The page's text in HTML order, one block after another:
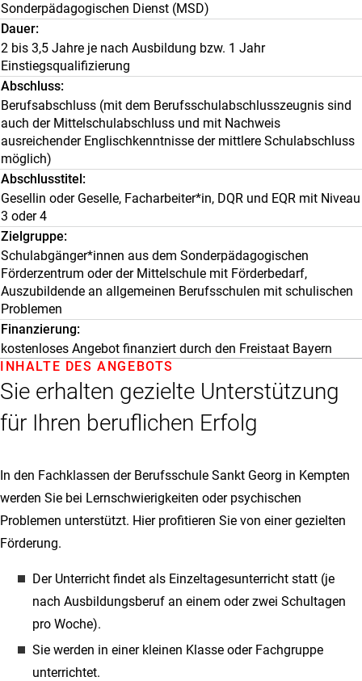
Sonderpädagogischen Dienst (MSD)
Dauer
2 bis 3,5 Jahre je nach Ausbildung bzw. 1 Jahr
Einstiegsqualifizierung
Abschluss
Berufsabschluss (mit dem Berufsschulabschlusszeugnis sind
auch der Mittelschulabschluss und mit Nachweis
ausreichender Englischkenntnisse der mittlere Schulabschluss
möglich)
Abschlusstitel
Gesellin oder Geselle, Facharbeiter*in, DQR und EQR mit Niveau
3 oder 4
Zielgruppe
Schulabgänger*innen aus dem Sonderpädagogischen
Förderzentrum oder der Mittelschule mit Förderbedarf,
Auszubildende an allgemeinen Berufsschulen mit schulischen
Problemen
Finanzierung
kostenloses Angebot finanziert durch den Freistaat Bayern
Sie erhalten gezielte Unterstützung
für Ihren beruflichen Erfolg
INHALTE DES ANGEBOTS
In den Fachklassen der Berufsschule Sankt Georg in Kempten
werden Sie bei Lernschwierigkeiten oder psychischen
Problemen unterstützt. Hier profitieren Sie von einer gezielten
Förderung.
Der Unterricht findet als Einzeltagesunterricht statt (je
nach Ausbildungsberuf an einem oder zwei Schultagen
pro Woche).
Sie werden in einer kleinen Klasse oder Fachgruppe
unterrichtet.